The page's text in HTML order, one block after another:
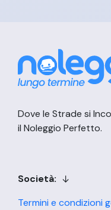
Dove le Strade si
il Noleggio Perfetto.
Società:
Termini e condizioni